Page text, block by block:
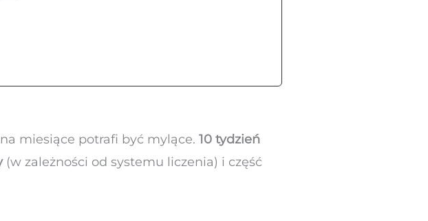
miesiące potrafi być mylące.10 tydzień
(w zależności od systemu liczenia) i część